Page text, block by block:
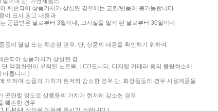
훼손되어 상품가치가 상실된 경우에는 교환/반품이 불가능합니다.
이 표시.광고 내용과
공급받은 날로부터 3월이내, 그사실을 알게 된 날로부터 30일이내
등이 멸실 또는 훼손된 경우. 단, 상품의 내용을 확인하기 위하여
손되어 상품가치가 상실된 경
액정화면이 부착된 노트북, LCD모니터, 디지털 카메라 등의 불량화소에
따릅니다.)
의하여 상품의 가치가 현저히 감소한 경우 단, 화장품등의 경우 시용제품을
곤란할 정도로 상품등의 가치가 현저히 감소한 경우
훼손한 경우